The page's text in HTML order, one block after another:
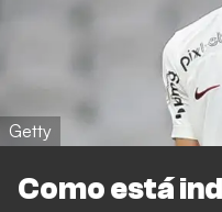
Getty
Como está